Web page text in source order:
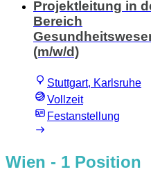
Projektleitung in
Bereich
(m/w/d)
Stuttgart, Karlsruhe
Vollzeit
Festanstellung
Wien - 1 Position